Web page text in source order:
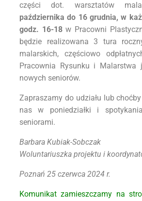
części dot. warsztatów
października do 16 grudnia, w
godz. 16-18w Pracowni
będzie realizowana 3 tura
malarskich, częściowo
Pracownia Rysunku i Malarstwa
nowych seniorów.
Zapraszamy do udziału lub
nas w poniedziałki i
seniorami.
Barbara Kubiak-Sobczak
Woluntariuszka projektu i
Poznań 25 czerwca 2024 r.
Komunikat zamieszczamy na